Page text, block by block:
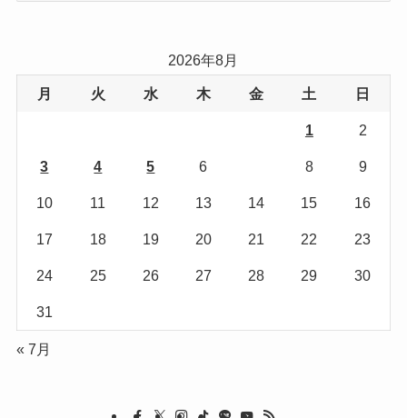
2026年8月
月 火 水 木 金 土 日
1 2
3 4 5 6 8 9
10 11 12 13 14 15 16
17 18 19 20 21 22 23
24 25 26 27 28 29 30
31
« 7月